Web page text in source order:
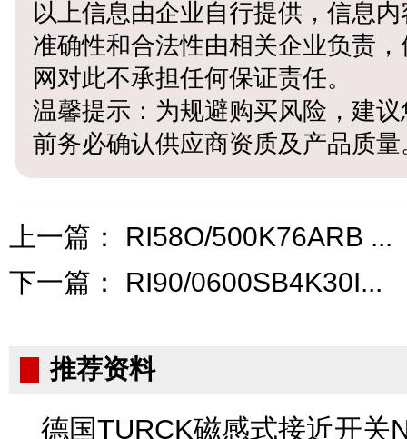
以上信息由企业自行提供，信息
准确性和合法性由相关企业负责
网对此不承担任何保证责任。
温馨提示：为规避购买风险，建
前务必确认供应商资质及产品质量
上一篇： RI58O/500K76ARB ...
下一篇： RI90/0600SB4K30I...
推荐资料
德国TURCK磁感式接近开关